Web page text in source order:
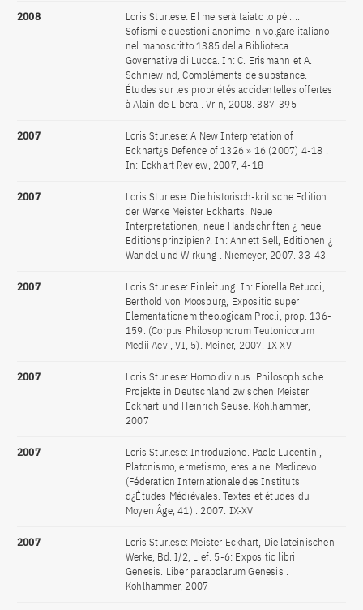
2008
Loris Sturlese: El me serà taiato lo pè ....
Sofismi e questioni anonime in volgare italiano
nel manoscritto 1385 della Biblioteca
Governativa di Lucca. In: C. Erismann et A.
Schniewind, Compléments de substance.
Études sur les propriétés accidentelles offertes
à Alain de Libera . Vrin, 2008. 387-395
2007
Loris Sturlese: A New Interpretation of
Eckhart¿s Defence of 1326 » 16 (2007) 4-18 .
In: Eckhart Review, 2007, 4-18
2007
Loris Sturlese: Die historisch-kritische Edition
der Werke Meister Eckharts. Neue
Interpretationen, neue Handschriften ¿ neue
Editionsprinzipien?. In: Annett Sell, Editionen ¿
Wandel und Wirkung . Niemeyer, 2007. 33-43
2007
Loris Sturlese: Einleitung. In: Fiorella Retucci,
Berthold von Moosburg, Expositio super
Elementationem theologicam Procli, prop. 136-
159. (Corpus Philosophorum Teutonicorum
Medii Aevi, VI, 5). Meiner, 2007. IX-XV
2007
Loris Sturlese: Homo divinus. Philosophische
Projekte in Deutschland zwischen Meister
Eckhart und Heinrich Seuse. Kohlhammer,
2007
2007
Loris Sturlese: Introduzione. Paolo Lucentini,
Platonismo, ermetismo, eresia nel Medioevo
(Féderation Internationale des Instituts
d¿Études Médiévales. Textes et études du
Moyen Âge, 41) . 2007. IX-XV
2007
Loris Sturlese: Meister Eckhart, Die lateinischen
Werke, Bd. I/2, Lief. 5-6: Expositio libri
Genesis. Liber parabolarum Genesis .
Kohlhammer, 2007